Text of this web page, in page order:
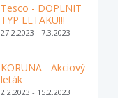
Tesco - DOPLNIT
TYP LETAKU!!!
27.2.2023 - 7.3.2023
KORUNA - Akciový
leták
2.2.2023 - 15.2.2023